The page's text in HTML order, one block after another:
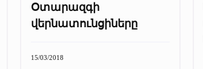
Օտարազգի
վերնատունցիները
15/03/2018